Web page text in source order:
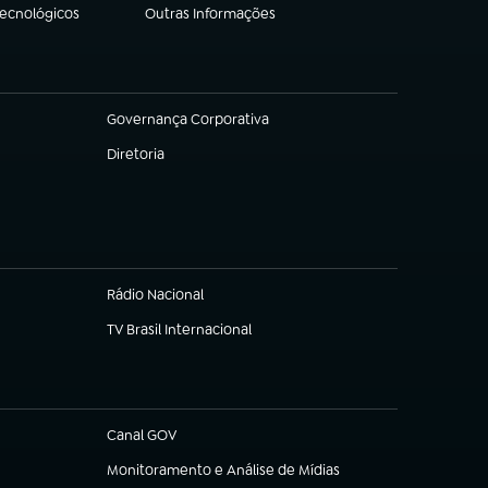
Outras Informações
(abre em nova aba)
Governança Corporativa
(abre em nova aba)
Diretoria
(abre em nova aba)
Rádio Nacional
TV Brasil Internacional
(abre em nova aba)
Canal GOV
(abre em nova aba)
Monitoramento e Análise de Mídias
(abre em nova aba)